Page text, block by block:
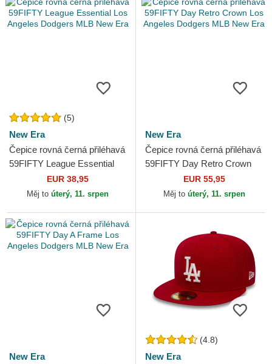
(5)
New Era
Čepice rovná černá přiléhavá
59FIFTY League Essential
Los Angeles Dodgers MLB
New Era
EUR 38,95
Měj to úterý, 11. srpen
New Era
Čepice rovná černá přiléhavá
59FIFTY Day Retro Crown
Los Angeles Dodgers MLB
New Era
EUR 55,95
Měj to úterý, 11. srpen
New Era
(4.8)
New Era